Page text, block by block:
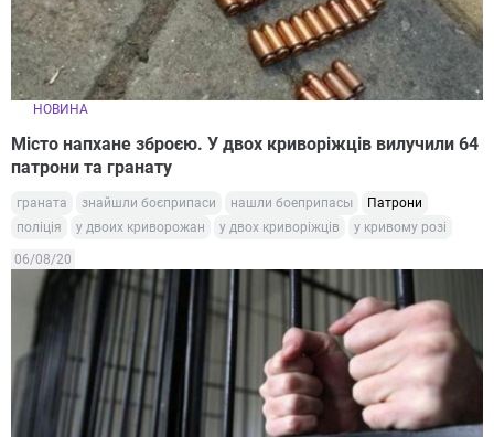
НОВИНА
Місто напхане зброєю. У двох криворіжців вилучили 64
патрони та гранату
граната знайшли боєприпаси нашли боеприпасы
Патрони
поліція
у двоих криворожан у двох криворіжців у кривому розі
06/08/20